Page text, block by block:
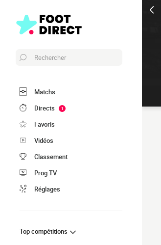
Rechercher
Matchs
Directs
1
Favoris
Vidéos
Classement
Prog TV
Réglages
Top compétitions